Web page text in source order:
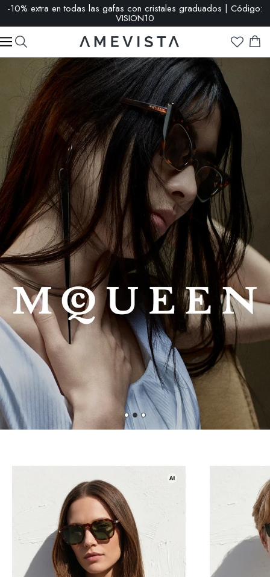
-10% extra en todas las gafas con cristales graduados | Código:
VISION10